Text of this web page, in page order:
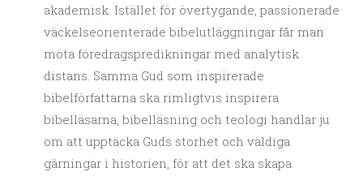
akademisk. Istället för övertygande, passionerade
väckelseorienterade bibelutläggningar får man
möta föredragspredikningar med analytisk
distans. Samma Gud som inspirerade
bibelförfattarna ska rimligtvis inspirera
bibelläsarna, bibelläsning och teologi handlar ju
om att upptäcka Guds storhet och väldiga
gärningar i historien, för att det ska skapa